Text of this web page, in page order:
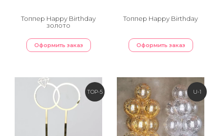
Топпер Happy Birthday
золото
Оформить заказ
Топпер Happy Birthday
Оформить заказ
TOP-5 U-1